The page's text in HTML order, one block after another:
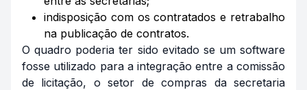
indisposição com os contratados e retrabalho
na publicação de contratos.
O quadro poderia ter sido evitado se um software
fosse utilizado para a integração entre a comissão
de licitação, o setor de compras da secretaria